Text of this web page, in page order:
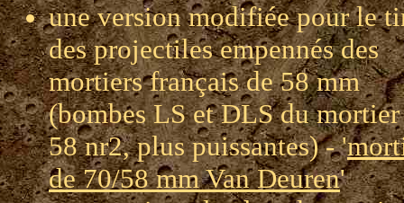
une version modifiée pour le
des projectiles empennés des
mortiers français de 58 mm
(bombes LS et DLS du
58 nr2, plus puissantes) - '
de 70/58 mm Van Deuren'